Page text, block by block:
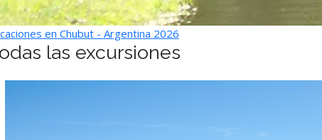
en Chubut - Argentina 2026
las excursiones